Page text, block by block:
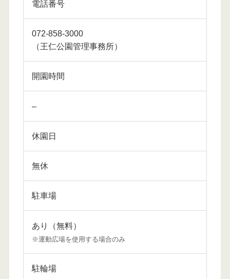
電話番号
072-858-3000
（王仁公園管理事務所）
開園時間
–
休園日
無休
駐車場
あり（無料）
※運動広場を使用する場合のみ
駐輪場